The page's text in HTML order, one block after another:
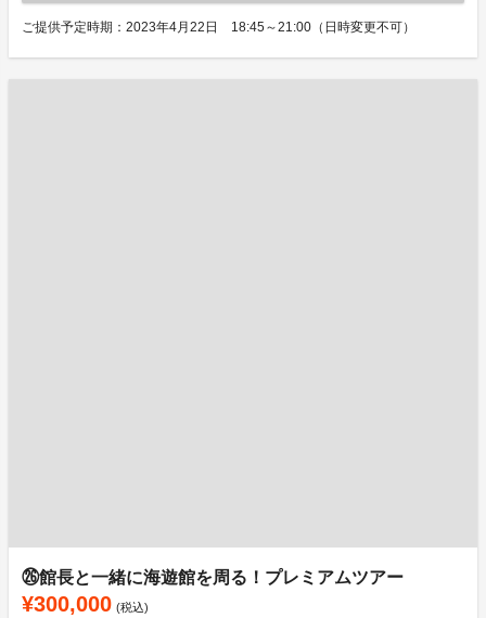
ご提供予定時期：2023年4月22日 18:45～21:00（日時変更不可）
㉖館長と一緒に海遊館を周る！プレミアムツアー
¥300,000 (税込)